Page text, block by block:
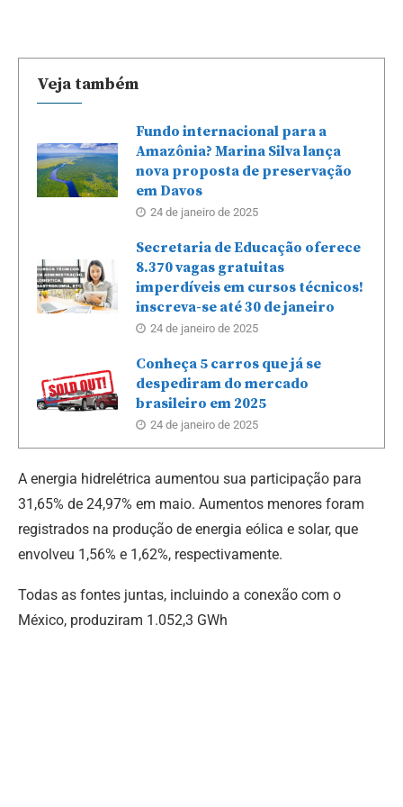
Veja também
Fundo internacional para a
Amazônia? Marina Silva lança
nova proposta de preservação
em Davos
24 de janeiro de 2025
Secretaria de Educação oferece
8.370 vagas gratuitas
imperdíveis em cursos técnicos!
inscreva-se até 30 de janeiro
24 de janeiro de 2025
Conheça 5 carros que já se
despediram do mercado
brasileiro em 2025
24 de janeiro de 2025
A energia hidrelétrica aumentou sua participação para
31,65% de 24,97% em maio. Aumentos menores foram
registrados na produção de energia eólica e solar, que
envolveu 1,56% e 1,62%, respectivamente.
Todas as fontes juntas, incluindo a conexão com o
México, produziram 1.052,3 GWh